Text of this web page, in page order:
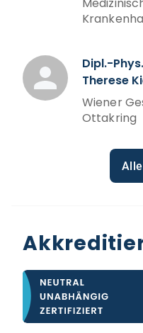
Dipl.-
Therese
Wiener
Ottakring